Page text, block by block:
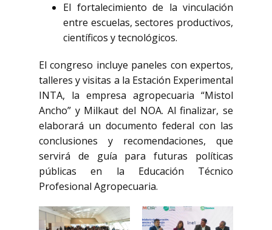
El fortalecimiento de la vinculación
entre escuelas, sectores productivos,
científicos y tecnológicos.
El congreso incluye paneles con expertos,
talleres y visitas a la Estación Experimental
INTA, la empresa agropecuaria “Mistol
Ancho” y Milkaut del NOA. Al finalizar, se
elaborará un documento federal con las
conclusiones y recomendaciones, que
servirá de guía para futuras políticas
públicas en la Educación Técnico
Profesional Agropecuaria.